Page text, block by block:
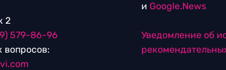
2
579-86-96
вопросов:
и Google.News
Уведомление об